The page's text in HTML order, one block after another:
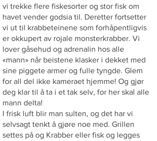
vi trekke flere fiskesorter og stor fisk om
havet vender godsia til. Deretter fortsetter
vi ut til krabbeteinene som forhåpentligvis
er okkupert av rojale monsterkrabber. Vi
lover gåsehud og adrenalin hos alle
«mann» når beistene klasker i dekket med
sine piggete armer og fulle tyngde. Glem
for all del ikke kameraet hjemme! Og gjør
deg klar til å ta i et tak selv, for her skal alle
mann delta!
I frisk luft blir man sulten, og det har vi
selvsagt tenkt å gjøre noe med. Grillen
settes på og Krabber eller fisk og legges